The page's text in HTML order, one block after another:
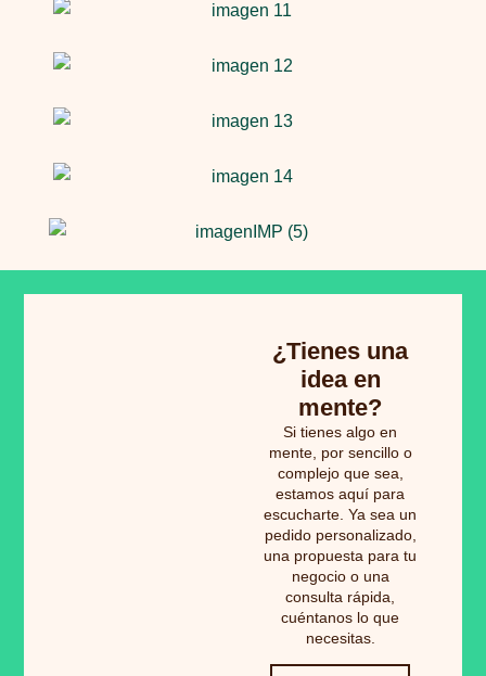
¿Tienes una
idea en
mente?
Si tienes algo en
mente, por sencillo o
complejo que sea,
estamos aquí para
escucharte. Ya sea un
pedido personalizado,
una propuesta para tu
negocio o una
consulta rápida,
cuéntanos lo que
necesitas.